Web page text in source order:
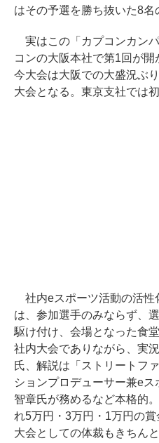
はその予選を勝ち抜いた8名
実はこの「カプコンカン
コンの大阪本社で第1回が開
今大会は大阪での大盛況ぶ
大会となる。東京支社では初
社内eスポーツ活動の活性
は、参加選手のみならず、
駆け付け、会場となった食
社内大会でありながら、実
氏、解説は「ストリートフ
ションプロデューサー兼e
智章氏が務めるなど本格的
れ5万円・3万円・1万円の賞
大会としての体裁もきちん